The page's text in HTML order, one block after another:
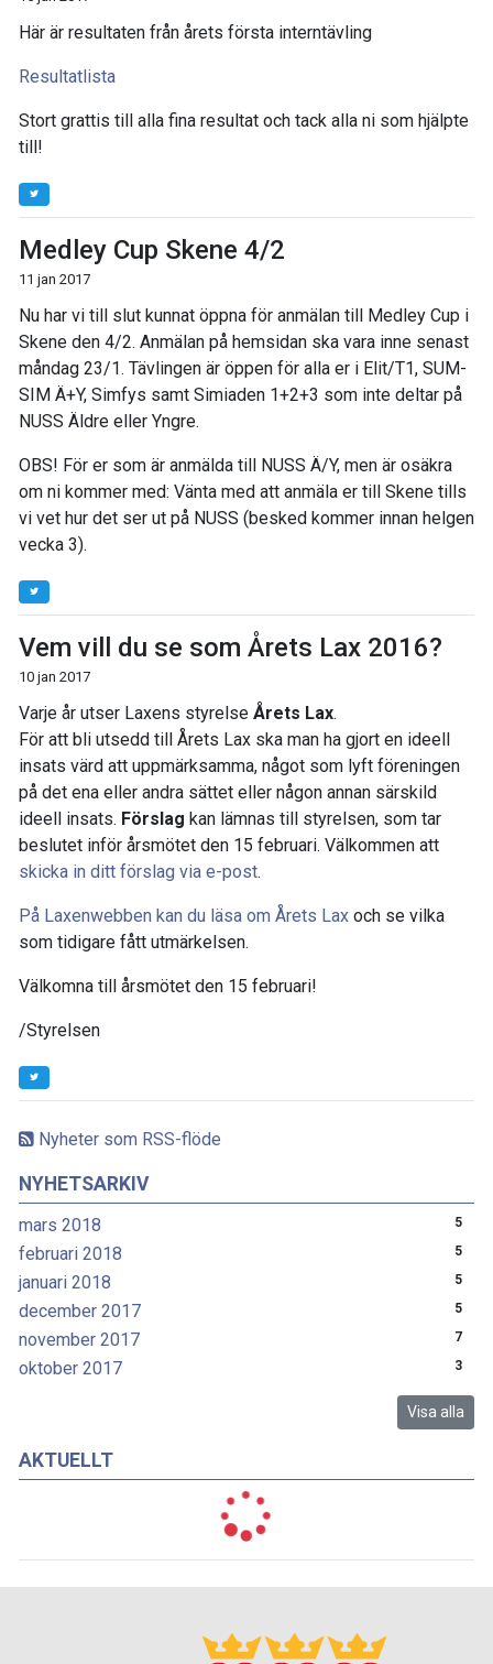
Nyheter som RSS-flöde
NYHETSARKIV
mars 2018 5
februari 2018 5
januari 2018 5
december 2017 5
november 2017 7
oktober 2017 3
Visa alla
AKTUELLT
Här är resultaten från årets första interntävling
Resultatlista
Stort grattis till alla fina resultat och tack alla ni som hjälpte
till!
Medley Cup Skene 4/2
11 jan 2017
Nu har vi till slut kunnat öppna för anmälan till Medley Cup i
Skene den 4/2. Anmälan på hemsidan ska vara inne senast
måndag 23/1. Tävlingen är öppen för alla er i Elit/T1, SUM-
SIM Ä+Y, Simfys samt Simiaden 1+2+3 som inte deltar på
NUSS Äldre eller Yngre.
OBS! För er som är anmälda till NUSS Ä/Y, men är osäkra
om ni kommer med: Vänta med att anmäla er till Skene tills
vi vet hur det ser ut på NUSS (besked kommer innan helgen
vecka 3).
Vem vill du se som Årets Lax 2016?
10 jan 2017
Varje år utser Laxens styrelse Årets Lax.
För att bli utsedd till Årets Lax ska man ha gjort en ideell
insats värd att uppmärksamma, något som lyft föreningen
på det ena eller andra sättet eller någon annan särskild
ideell insats. Förslag kan lämnas till styrelsen, som tar
beslutet inför årsmötet den 15 februari. Välkommen att
skicka in ditt förslag via e-post.
På Laxenwebben kan du läsa om Årets Lax och se vilka
som tidigare fått utmärkelsen.
Välkomna till årsmötet den 15 februari!
/Styrelsen